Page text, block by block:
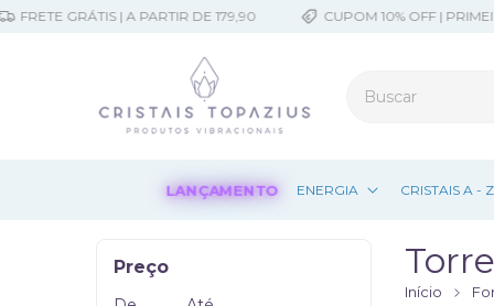
GRÁTIS | A PARTIR DE 179,90 CUPOM 10% OFF |
LANÇAMENTO ENERGIA CRISTAIS A - Z
Preço
Início